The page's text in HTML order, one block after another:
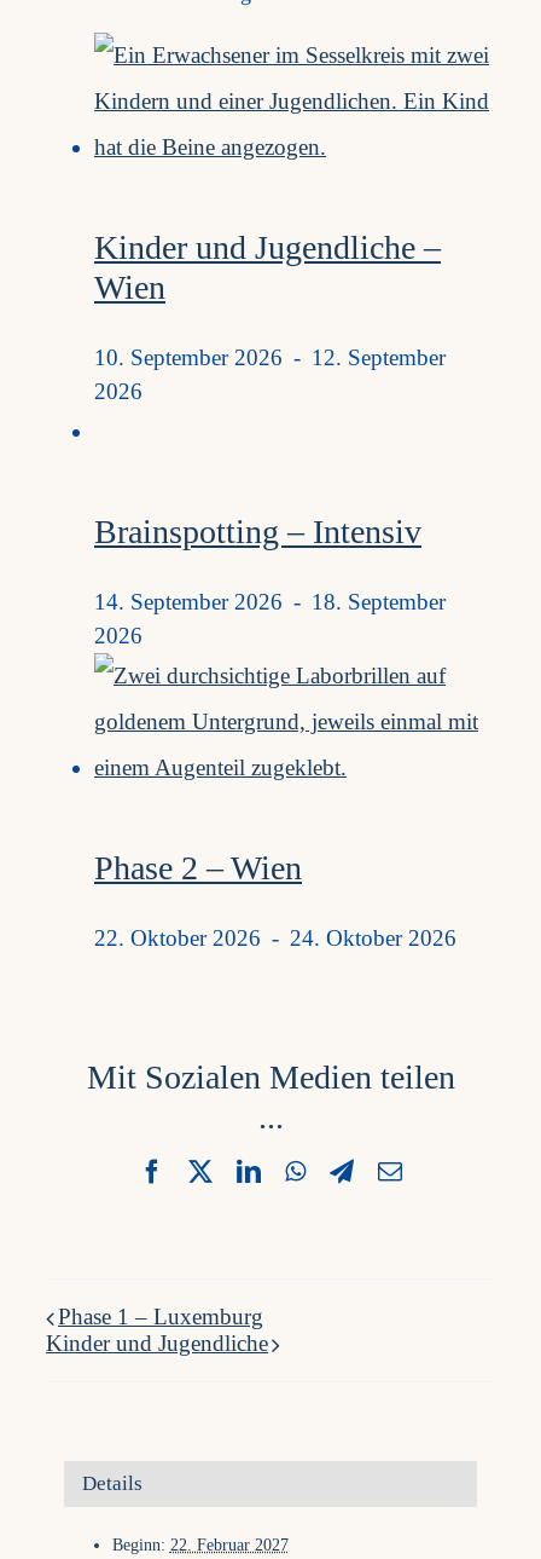
Kinder und Jugendliche –
Wien
10. September 2026 - 12. September
2026
Brainspotting – Intensiv
14. September 2026 - 18. September
2026
Phase 2 – Wien
22. Oktober 2026 - 24. Oktober 2026
Mit Sozialen Medien teilen
...
Facebook
X LinkedInWhatsApp
Telegram
Email
Phase 1 – Luxemburg
Kinder und Jugendliche
Details
Beginn: 22. Februar 2027